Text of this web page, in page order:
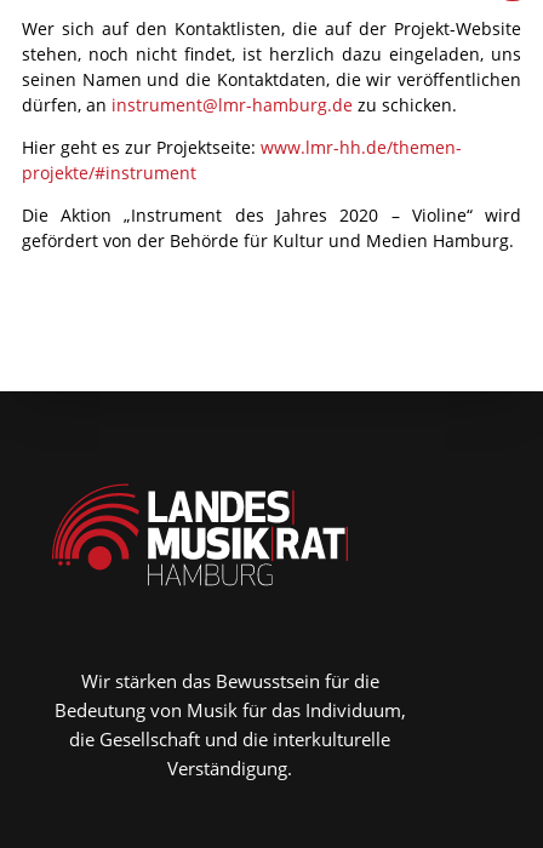
Wer sich auf den Kontaktlisten, die auf der Projekt-Website
stehen, noch nicht findet, ist herzlich dazu eingeladen, uns
seinen Namen und die Kontaktdaten, die wir veröffentlichen
dürfen, an instrument@lmr-hamburg.dezu schicken.
Hier geht es zur Projektseite: www.lmr-hh.de/themen-
projekte/#instrument
Die Aktion „Instrument des Jahres 2020 – Violine“ wird
gefördert von der Behörde für Kultur und Medien Hamburg.
Wir stärken das Bewusstsein für die
Bedeutung von Musik für das Individuum,
die Gesellschaft und die interkulturelle
Verständigung.